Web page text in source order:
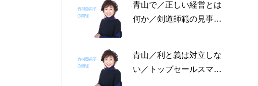
月3日の5日分の易経一日
一言
青山で／正しい経営とは
何か／剣道師範の見事な
日の5日分の易経一日一
言
青山／利と義は対立しな
い／トップセールスマン